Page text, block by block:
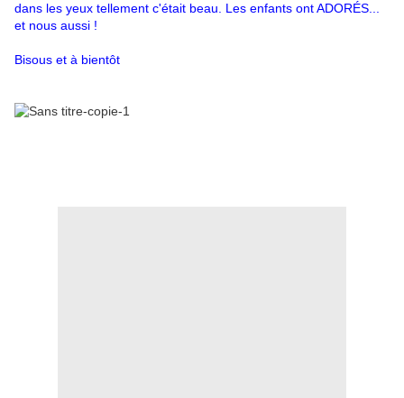
dans les yeux tellement c'était beau. Les enfants ont ADORÉS...
et nous aussi !
Bisous et à bientôt